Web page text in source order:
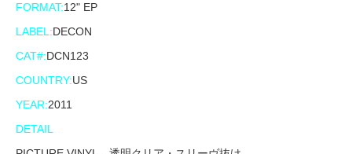
FORMAT:12" EP
LABEL:DECON
CAT#:DCN123
COUNTRY:US
YEAR:2011
DETAIL